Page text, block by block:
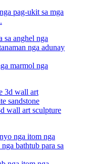
pag-ukit sa mga
marmol nga
wall art sculpture